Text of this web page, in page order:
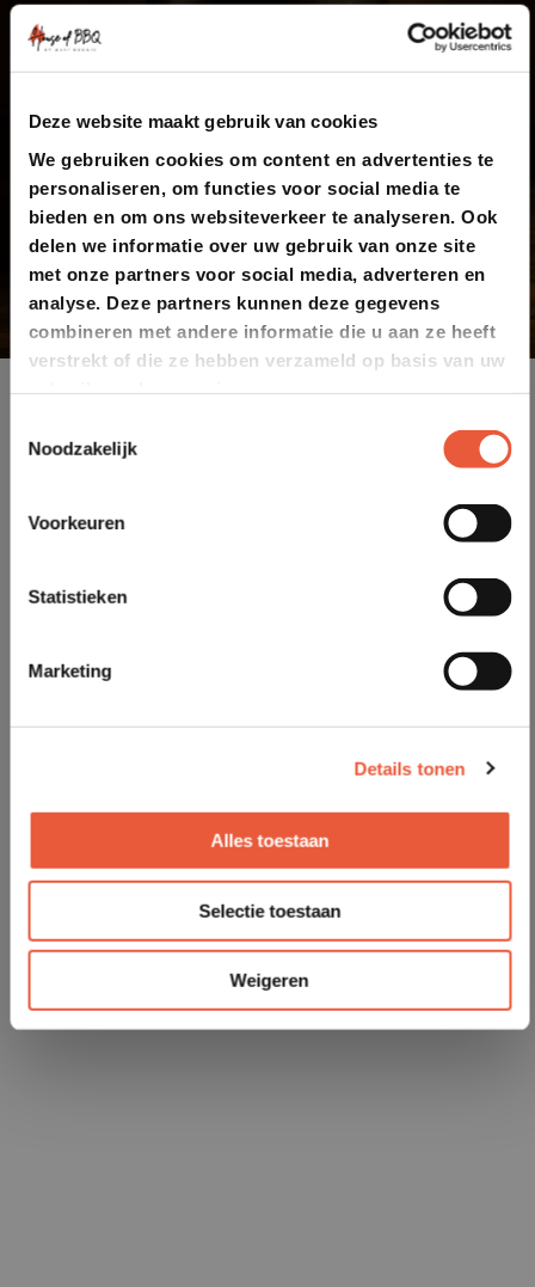
Deze website maakt gebruik van cookies
We gebruiken cookies om content en advertenties te
personaliseren, om functies voor social media te
bieden en om ons websiteverkeer te analyseren. Ook
delen we informatie over uw gebruik van onze site
met onze partners voor social media, adverteren en
analyse. Deze partners kunnen deze gegevens
combineren met andere informatie die u aan ze heeft
verstrekt of die ze hebben verzameld op basis van uw
Noodzakelijk
Voorkeuren
Statistieken
Marketing
Details tonen
Alles toestaan
Selectie toestaan
Weigeren